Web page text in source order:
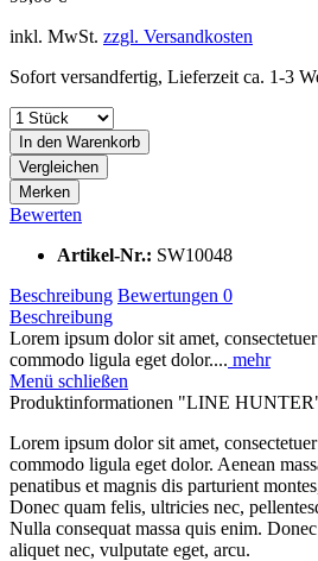
inkl. MwSt. zzgl. Versandkosten
Sofort versandfertig, Lieferzeit ca. 1-3
In den Warenkorb
Vergleichen
Merken
Bewerten
Artikel-Nr.: SW10048
Beschreibung Bewertungen 0
Beschreibung
Lorem ipsum dolor sit amet,
commodo ligula eget dolor.... mehr
Menü schließen
Produktinformationen "LINE
Lorem ipsum dolor sit amet,
commodo ligula eget dolor. Aenean
penatibus et magnis dis parturient
Donec quam felis, ultricies nec,
Nulla consequat massa quis enim.
aliquet nec, vulputate eget, arcu.